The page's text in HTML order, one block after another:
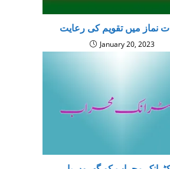
نماز میں تقویم کی رعایت
January 20, 2023